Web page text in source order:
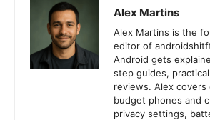
Alex Martins
Alex Martins is the
editor of
Android gets
step guides,
reviews. Alex
budget phones and
privacy settings,